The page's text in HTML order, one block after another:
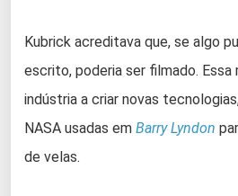
Kubrick acreditava que, se algo
escrito, poderia ser filmado.
indústria a criar novas
NASA usadas em Barry Lyndon
de velas.